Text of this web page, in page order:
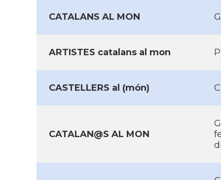
CATALANS AL MON
ARTISTES catalans al mon
CASTELLERS al (món)
CATALAN@S AL MON